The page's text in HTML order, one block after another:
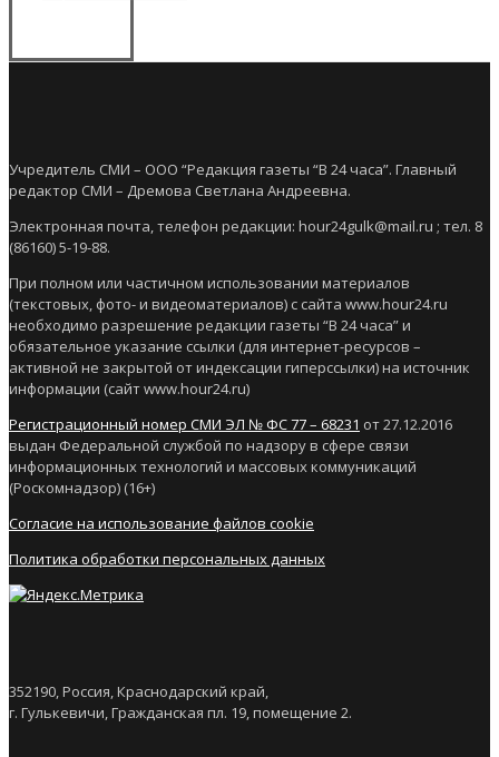
Учредитель СМИ – ООО “Редакция газеты “В 24 часа”. Главный
редактор СМИ – Дремова Светлана Андреевна.
Электронная почта, телефон редакции: hour24gulk@mail.ru ; тел. 8
(86160) 5-19-88.
При полном или частичном использовании материалов
(текстовых, фото- и видеоматериалов) с сайта www.hour24.ru
необходимо разрешение редакции газеты “В 24 часа” и
обязательное указание ссылки (для интернет-ресурсов –
активной не закрытой от индексации гиперссылки) на источник
информации (сайт www.hour24.ru)
Регистрационный номер СМИ ЭЛ № ФС 77 – 68231 от 27.12.2016
выдан Федеральной службой по надзору в сфере связи
информационных технологий и массовых коммуникаций
(Роскомнадзор) (16+)
Согласие на использование файлов cookie
Политика обработки персональных данных
352190, Россия, Краснодарский край,
г. Гулькевичи, Гражданская пл. 19, помещение 2.